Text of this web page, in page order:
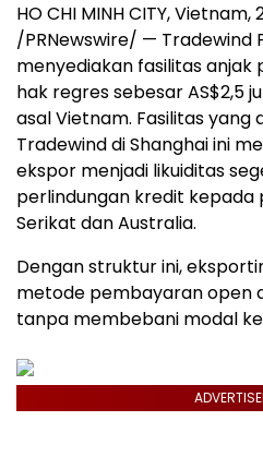
HO CHI MINH CITY, Vietnam,
/PRNewswire/ — Tradewind
menyediakan fasilitas
hak regres sebesar AS$2,5
asal Vietnam. Fasilitas yang
Tradewind di Shanghai ini
ekspor menjadi likuiditas
perlindungan kredit kepada
Serikat dan Australia.
Dengan struktur ini,
metode pembayaran open
tanpa membebani modal